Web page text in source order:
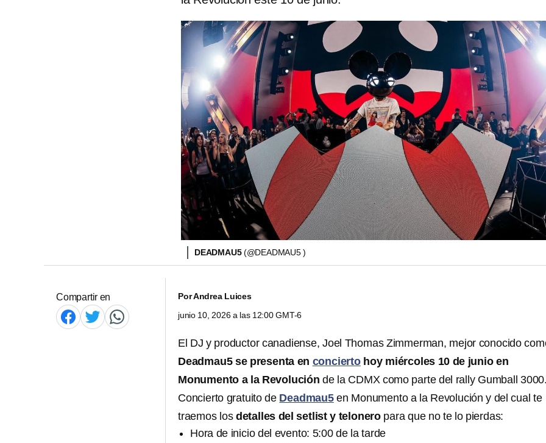
DEADMAU5(@DEADMAU5 )
Compartir en PorAndrea Luices
junio 10, 2026 a las 12:00 GMT-6
El DJ y productor canadiense, Joel Thomas Zimmerman, mejor conocido
Deadmau5 se presenta en conciertohoy miércoles 10 de junio en
Monumento a la Revolución de la CDMX como parte del rally Gumball
Concierto gratuito de Deadmau5en Monumento a la Revolución y del cual te
traemos los detalles del setlist y telonero para que no te lo pierdas:
Hora de inicio del evento: 5:00 de la tarde